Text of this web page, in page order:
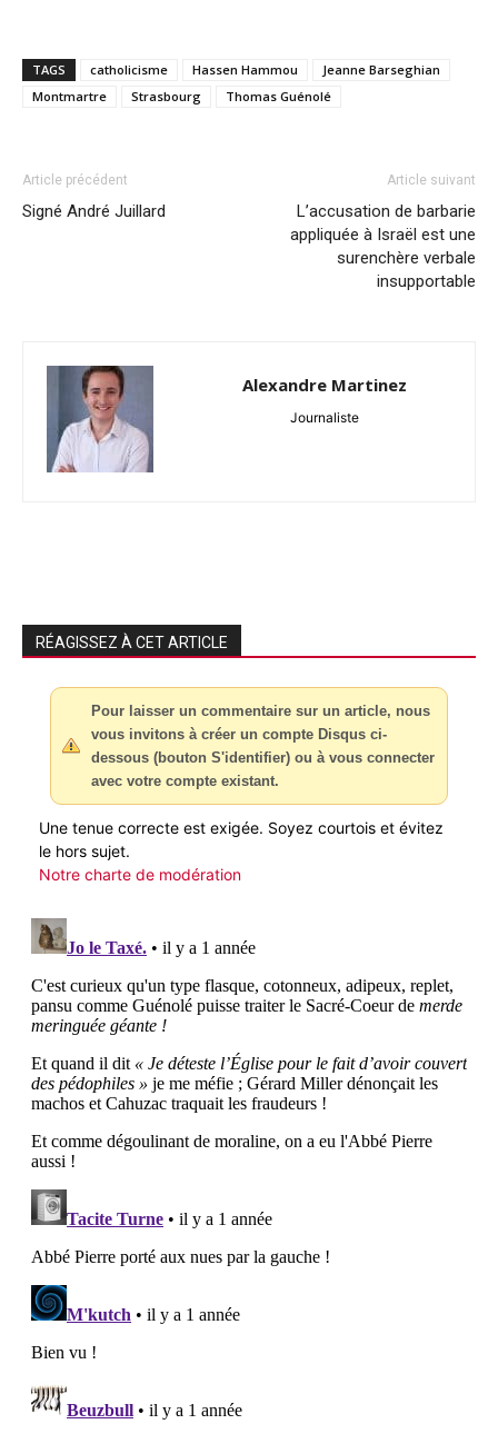
TAGS catholicisme Hassen Hammou
Jeanne Barseghian
Montmartre
Strasbourg Thomas Guénolé
Article précédent
Signé André Juillard
Article suivant
L’accusation de barbarie
appliquée à Israël est une
surenchère verbale
insupportable
Alexandre Martinez
Journaliste
RÉAGISSEZ À CET ARTICLE
Pour laisser un commentaire sur un article, nous
vous invitons à créer un compte Disqus ci-
dessous (bouton S'identifier) ou à vous connecter
avec votre compte existant.
Une tenue correcte est exigée. Soyez courtois et évitez
le hors sujet.
Notre charte de modération